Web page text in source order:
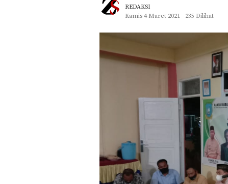
REDAKSI
Kamis 4 Maret 2021
235 Dilihat